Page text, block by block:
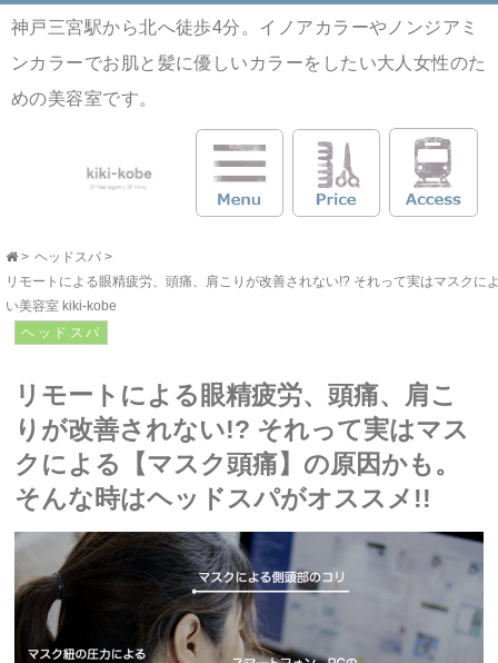
神戸三宮駅から北へ徒歩4分。イノアカラーやノンジアミ
ンカラーでお肌と髪に優しいカラーをしたい大人女性のた
めの美容室です。
> ヘッドスパ >
リモートによる眼精疲労、頭痛、肩こりが改善されない!? それって実はマスク
い美容室 kiki-kobe
ヘッドスパ
リモートによる眼精疲労、頭痛、肩こ
りが改善されない!? それって実はマス
クによる【マスク頭痛】の原因かも。
そんな時はヘッドスパがオススメ!!